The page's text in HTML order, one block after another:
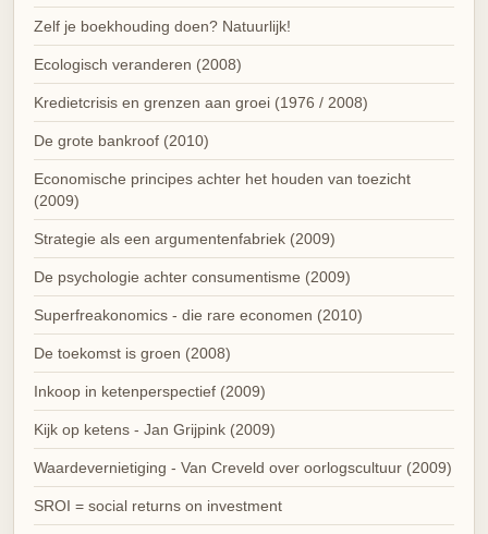
Zelf je boekhouding doen? Natuurlijk!
Ecologisch veranderen (2008)
Kredietcrisis en grenzen aan groei (1976 / 2008)
De grote bankroof (2010)
Economische principes achter het houden van toezicht
(2009)
Strategie als een argumentenfabriek (2009)
De psychologie achter consumentisme (2009)
Superfreakonomics - die rare economen (2010)
De toekomst is groen (2008)
Inkoop in ketenperspectief (2009)
Kijk op ketens - Jan Grijpink (2009)
Waardevernietiging - Van Creveld over oorlogscultuur (2009)
SROI = social returns on investment